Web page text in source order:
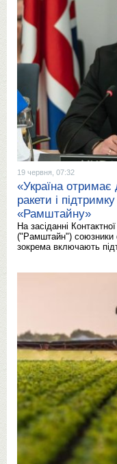
19 червня, 07:32
«Україна отримає
ракети і
«Рамштайну»
На засіданні
("Рамштайн") союзники
зокрема включають